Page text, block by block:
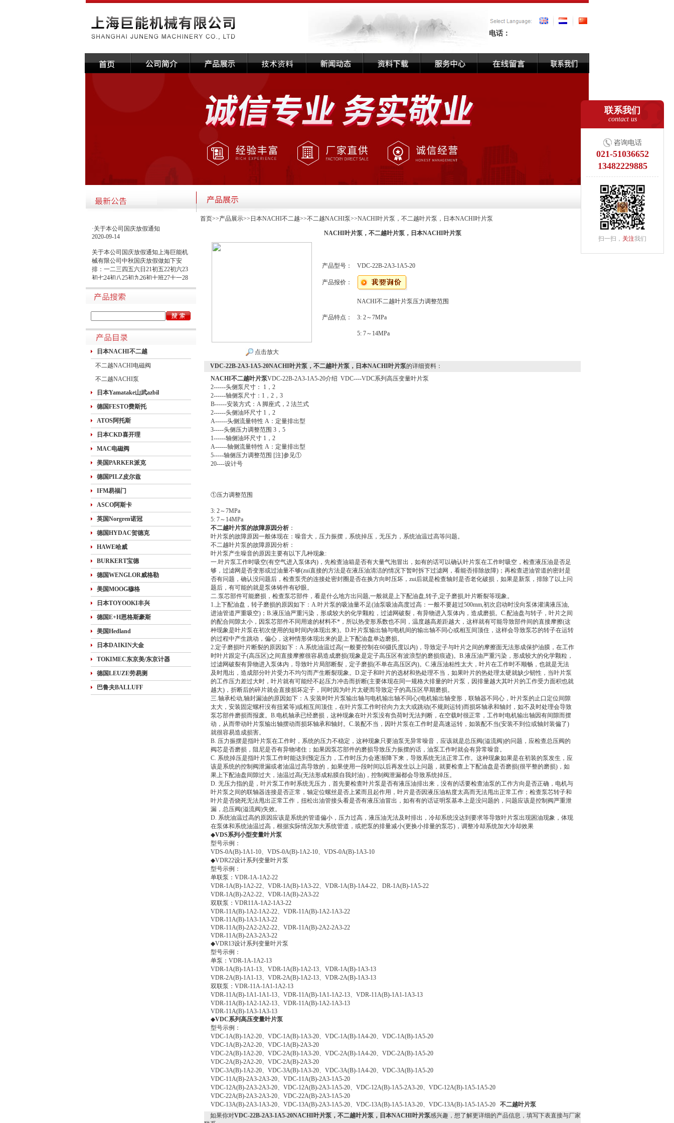
电话：
联系我们
contact us
咨询电话
021-51036652
13482229885
扫一扫， 关注我们
·关于本公司国庆放假通知
2020-09-14
关于本公司国庆放假通知上海巨能机
械有限公司中秋国庆放假做如下安
排：一二三四五六日21初五22初六23
初七24初八25初九26初十班27十一28
十二29十三30十四假1国庆节假2十六
假3十七假4十八假5十九假6二十假7
廿一假8廿二9廿三班10廿四11廿五10
日（星期日）、10月10日（星期六）
购的客户，为避免您的货期受到影
响，请提前安排订货事宜。高速规定
如下1.高速免费规定时间：2020年10
月1日0时-10月8日24时，共8天
日本NACHI不二越
不二越NACHI电磁阀
不二越NACHI泵
日本Yamatake山武azbil
德国FESTO费斯托
ATOS阿托斯
日本CKD喜开理
MAC电磁阀
美国PARKER派克
德国PILZ皮尔兹
IFM易福门
ASCO阿斯卡
英国Norgren诺冠
德国HYDAC贺德克
HAWE哈威
BURKERT宝德
德国WENGLOR威格勒
美国MOOG穆格
日本TOYOOKI丰兴
德国E+H恩格斯豪斯
美国Hedland
日本DAIKIN大金
TOKIMEC东京美/东京计器
德国LEUZE劳易测
巴鲁夫BALLUFF
首页>>产品展示>> 日本NACHI不二越>>不二越NACHI泵>>NACHI叶片泵，不二越叶片泵，日本NACHI叶片泵
NACHI叶片泵，不二越叶片泵，日本NACHI叶片泵
点击放大
产品型号： VDC-22B-2A3-1A5-20
产品报价：
产品特点：
NACHI不二越叶片泵压力调整范围
3: 2～7MPa
5: 7～14MPa
VDC-22B-2A3-1A5-20NACHI叶片泵，不二越叶片泵，日本NACHI叶片泵的详细资料：
NACHI不二越叶片泵VDC-22B-2A3-1A5-20介绍 VDC----VDC系列高压变量叶片泵
2------头侧泵尺寸： 1，2
2------轴侧泵尺寸：1，2，3
B------安装方式：A 脚座式，2 法兰式
2------头侧油环尺寸 1，2
A------头侧流量特性 A：定量排出型
3-----头侧压力调整范围 3，5
1------轴侧油环尺寸 1，2
A------轴侧流量特性 A：定量排出型
5-----轴侧压力调整范围 [注]参见①
20----设计号
①压力调整范围
3: 2～7MPa
5: 7～14MPa
不二越叶片泵的故障原因分析 ：
叶片泵的故障原因一般体现在：噪音大，压力振摆，系统掉压，无压力，系统油温过高等问题。
不二越叶片泵的故障原因分析：
叶片泵产生噪音的原因主要有以下几种现象:
一.叶片泵工作时吸空(有空气进入泵体内)，先检查油箱是否有大量气泡冒出，如有的话可以确认叶片泵在工作时吸空，检查液压油是否足
够，过滤网是否变形或过油量不够(zui直接的方法是在液压油清洁的情况下暂时拆下过滤网，看能否排除故障)；再检查进油管道的密封是
否有问题，确认没问题后，检查泵壳的连接处密封圈是否在换方向时压坏，zui后就是检查轴封是否老化破损，如果是新泵，排除了以上问
题后，有可能的就是泵体铸件有砂眼。
二.泵芯部件可能磨损，检查泵芯部件，看是什么地方出问题,一般就是上下配油盘,转子,定子磨损,叶片断裂等现象。
1.上下配油盘，转子磨损的原因如下：A.叶片泵的吸油量不足(油泵吸油高度过高：一般不要超过500mm,初次启动时没向泵体灌满液压油,
进油管道严重吸空)；B.液压油严重污染，形成较大的化学颗粒，过滤网破裂，有异物进入泵体内，造成磨损。C.配油盘与转子，叶片之间
的配合间隙太小，因泵芯部件不同用途的材料不*，所以热变形系数也不同，温度越高差距越大，这样就有可能导致部件间的直接摩擦(这
种现象是叶片泵在初次使用的短时间内体现出来)。D.叶片泵输出轴与电机间的输出轴不同心或相互间顶住，这样会导致泵芯的转子在运转
的过程中产生跳动，偏心，这种情形体现出来的是上下配油盘单边磨损。
2.定子磨损叶片断裂的原因如下：A.系统油温过高(一般要控制在60摄氏度以内)，导致定子与叶片之间的摩擦面无法形成保护油膜，在工作
时叶片跟定子(高压区)之间直接摩擦很容易造成磨损(现象是定子高压区有波浪型的磨损痕迹)。B.液压油严重污染，形成较大的化学颗粒，
过滤网破裂有异物进入泵体内，导致叶片局部断裂，定子磨损(不单在高压区内)。C.液压油粘性太大，叶片在工作时不顺畅，也就是无法
及时甩出，造成部分叶片受力不均匀而产生断裂现象。D.定子和叶片的选材和热处理不当，如果叶片的热处理太硬就缺少韧性，当叶片泵
的工作压力差过大时，叶片就有可能经不起压力冲击而折断(主要体现在同一规格大排量的叶片泵，因排量越大其叶片的工作受力面积也就
越大)，折断后的碎片就会直接损坏定子，同时因为叶片太硬而导致定子的高压区早期磨损。
三.轴承松动,轴封漏油的原因如下：A.安装时叶片泵输出轴与电机输出轴不同心(电机输出轴变形，联轴器不同心，叶片泵的止口定位间隙
太大，安装固定螺杆没有扭紧等)或相互间顶住，在叶片泵工作时径向力太大或跳动(不规则运转)而损坏轴承和轴封，如不及时处理会导致
泵芯部件磨损而报废。B.电机轴承已经磨损，这种现象在叶片泵没有负荷时无法判断，在空载时很正常，工作时电机输出轴因有间隙而摆
动，从而带动叶片泵输出轴摆动而损坏轴承和轴封。C.装配不当，因叶片泵在工作时是高速运转，如装配不当(安装不到位或轴封装偏了)
就很容易造成损害。
B. 压力振摆是指叶片泵在工作时，系统的压力不稳定，这种现象只要油泵无异常噪音，应该就是总压阀(溢流阀)的问题，应检查总压阀的
阀芯是否磨损，阻尼是否有异物堵住；如果因泵芯部件的磨损导致压力振摆的话，油泵工作时就会有异常噪音。
C. 系统掉压是指叶片泵工作时能达到预定压力，工作时压力会逐渐降下来，导致系统无法正常工作。这种现象如果是在初装的泵发生，应
该是系统的控制阀泄漏或者油温过高导致的，如果使用一段时间以后再发生以上问题，就要检查上下配油盘是否磨损(很平整的磨损)，如
果上下配油盘间隙过大，油温过高(无法形成粘膜自我封油)，控制阀泄漏都会导致系统掉压。
D. 无压力指的是，叶片泵工作时系统无压力，首先要检查叶片泵是否有液压油排出来，没有的话要检查油泵的工作方向是否正确，电机与
叶片泵之间的联轴器连接是否正常，轴定位螺丝是否上紧而且起作用，叶片是否因液压油粘度太高而无法甩出正常工作；检查泵芯转子和
叶片是否烧死无法甩出正常工作，扭松出油管接头看是否有液压油冒出，如有有的话证明泵基本上是没问题的，问题应该是控制阀严重泄
漏，总压阀(溢流阀)失效。
D. 系统油温过高的原因应该是系统的管道偏小，压力过高，液压油无法及时排出，冷却系统没达到要求等导致叶片泵出现困油现象，体现
在泵体和系统油温过高，根据实际情况加大系统管道，或把泵的排量减小(更换小排量的泵芯)，调整冷却系统加大冷却效果
◆VDS系列小型变量叶片泵
型号示例：
VDS-0A(B)-1A1-10、VDS-0A(B)-1A2-10、VDS-0A(B)-1A3-10
◆VDR22设计系列变量叶片泵
型号示例：
单联泵：VDR-1A-1A2-22
VDR-1A(B)-1A2-22、VDR-1A(B)-1A3-22、VDR-1A(B)-1A4-22、DR-1A(B)-1A5-22
VDR-1A(B)-2A2-22、VDR-1A(B)-2A3-22
双联泵：VDR11A-1A2-1A3-22
VDR-11A(B)-1A2-1A2-22、VDR-11A(B)-1A2-1A3-22
VDR-11A(B)-1A3-1A3-22
VDR-11A(B)-2A2-2A2-22、VDR-11A(B)-2A2-2A3-22
VDR-11A(B)-2A3-2A3-22
◆VDR13设计系列变量叶片泵
型号示例：
单泵：VDR-1A-1A2-13
VDR-1A(B)-1A1-13、VDR-1A(B)-1A2-13、VDR-1A(B)-1A3-13
VDR-2A(B)-1A1-13、VDR-2A(B)-1A2-13、VDR-2A(B)-1A3-13
双联泵：VDR-11A-1A1-1A2-13
VDR-11A(B)-1A1-1A1-13、VDR-11A(B)-1A1-1A2-13、VDR-11A(B)-1A1-1A3-13
VDR-11A(B)-1A2-1A2-13、VDR-11A(B)-1A2-1A3-13
VDR-11A(B)-1A3-1A3-13
◆VDC系列高压变量叶片泵
型号示例：
VDC-1A(B)-1A2-20、VDC-1A(B)-1A3-20、VDC-1A(B)-1A4-20、VDC-1A(B)-1A5-20
VDC-1A(B)-2A2-20、VDC-1A(B)-2A3-20
VDC-2A(B)-1A2-20、VDC-2A(B)-1A3-20、VDC-2A(B)-1A4-20、VDC-2A(B)-1A5-20
VDC-2A(B)-2A2-20、VDC-2A(B)-2A3-20
VDC-3A(B)-1A2-20、VDC-3A(B)-1A3-20、VDC-3A(B)-1A4-20、VDC-3A(B)-1A5-20
VDC-11A(B)-2A3-2A3-20、VDC-11A(B)-2A3-1A5-20
VDC-12A(B)-2A3-2A3-20、VDC-12A(B)-2A3-1A5-20、VDC-12A(B)-1A5-2A3-20、VDC-12A(B)-1A5-1A5-20
VDC-22A(B)-2A3-2A3-20、VDC-22A(B)-2A3-1A5-20
VDC-13A(B)-2A3-1A3-20、VDC-13A(B)-2A3-1A5-20、VDC-13A(B)-1A5-1A3-20、VDC-13A(B)-1A5-1A5-20 不二越叶片泵
如果你对VDC-22B-2A3-1A5-20NACHI叶片泵，不二越叶片泵，日本NACHI叶片泵感兴趣，想了解更详细的产品信息，填写下表直接与厂家